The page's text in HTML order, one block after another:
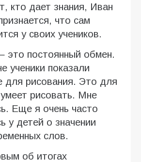
кто дает знания, Иван
что сам
у своих учеников.
постоянный обмен.
ученики показали
для рисования. Это для
рисовать. Мне
Еще я очень часто
у детей о значении
слов.
об итогах